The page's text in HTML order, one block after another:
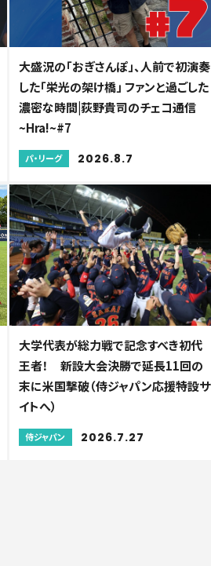
大盛況の「おぎさんぽ」、人前で初演奏
した「栄光の架け橋」 ファンと過ごした
濃密な時間|荻野貴司のチェコ通信
~Hra!~#7
パ・リーグ 2026.8.7
大学代表が総力戦で記念すべき初代
王者！ 新設大会決勝で延長11回の
末に米国撃破（侍ジャパン応援特設サ
イトへ）
侍ジャパン 2026.7.27